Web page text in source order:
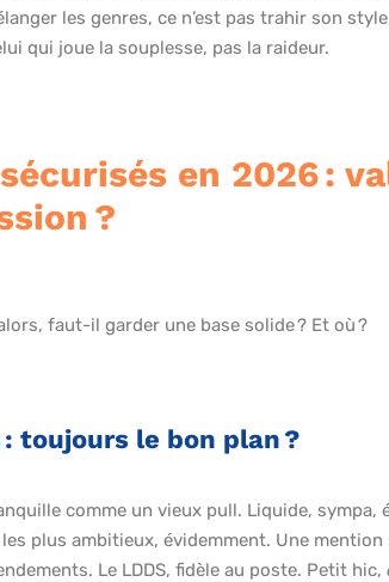
les genres, ce n’est pas trahir son
qui joue la souplesse, pas la raideur.
en 2026 :
?
faut-il garder une base solide ? Et où ?
toujours le bon plan ?
comme un vieux pull. Liquide, sympa,
plus ambitieux, évidemment. Une mention
Le LDDS, fidèle au poste. Petit hic,